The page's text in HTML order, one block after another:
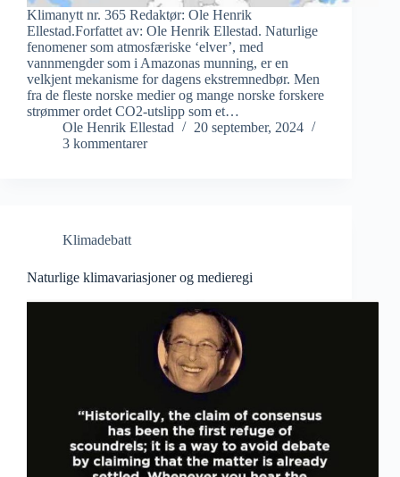
Klimanytt nr. 365 Redaktør: Ole Henrik
Ellestad.Forfattet av: Ole Henrik Ellestad. Naturlige
fenomener som atmosfæriske ‘elver’, med
vannmengder som i Amazonas munning, er en
velkjent mekanisme for dagens ekstremnedbør. Men
fra de fleste norske medier og mange norske forskere
strømmer ordet CO2-utslipp som et…
Ole Henrik Ellestad
20 september, 2024
3 kommentarer
Klimadebatt
Naturlige klimavariasjoner og medieregi